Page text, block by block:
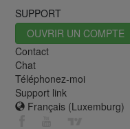
SUPPORT
OUVRIR UN COMPTE
Contact
Chat
Téléphonez-moi
Support link
Français (Luxemburg)